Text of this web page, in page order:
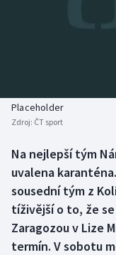
Biatlon
Box
Curling
Dostihy
Aplikace ČT sport
Placeholder
Zdroj: ČT sport
Na nejlepší tým
uvalena
sousední tým z
tíživější o to, že
Zaragozou v Lize
termín. V sobotu